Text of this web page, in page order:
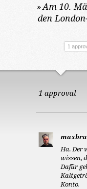
»Am 10.
den
1
1 approval
Ha. Der
wissen,
Dafür
Konto.